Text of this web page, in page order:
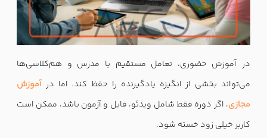
در آموزش حضوری، تعامل مستقیم با مدرس و هم‌کلاسی‌ها
می‌تواند بخشی از انگیزه یادگیرنده را حفظ کند. اما درآموزش
مجازی، اگر دوره فقط شامل ویدئو، فایل و آزمون باشد، ممکن است
کاربر خیلی زود خسته شود.